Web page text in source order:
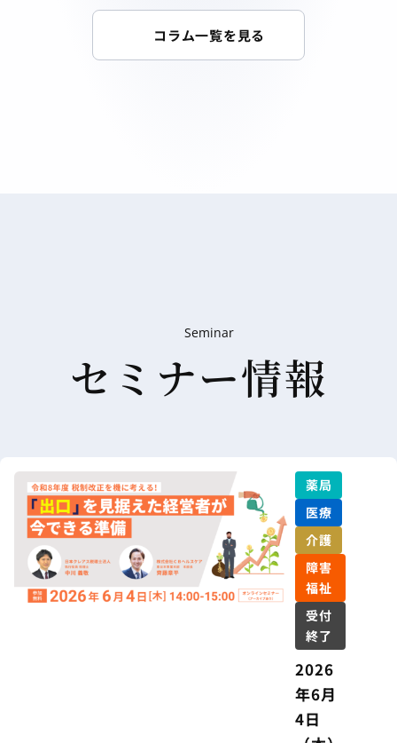
コラム一覧を見る
Seminar
セミナー情報
薬局
医療
介護
障害
福祉
受付
終了
2026
年6月
4日